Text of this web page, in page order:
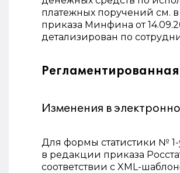
платежных поручений см.
приказа Минфина от
детализирован по
Регламентированная
Изменения в
Для формы статистики №
в редакции приказа
соответствии с XML-